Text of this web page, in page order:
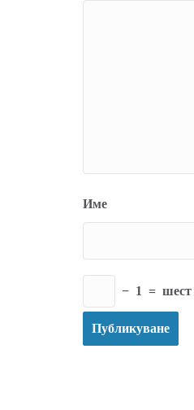
Име
− 1 = шест